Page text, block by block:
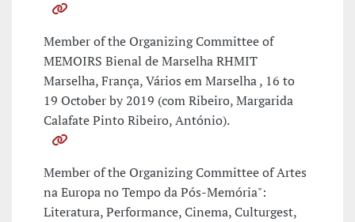
Member of the Organizing Committee of
MEMOIRS Bienal de Marselha RHMIT
Marselha, França, Vários em Marselha , 16 to
19 October by 2019 (com Ribeiro, Margarida
Calafate Pinto Ribeiro, António).
Member of the Organizing Committee of Artes
na Europa no Tempo da Pós-Memória":
Literatura, Performance, Cinema, Culturgest,